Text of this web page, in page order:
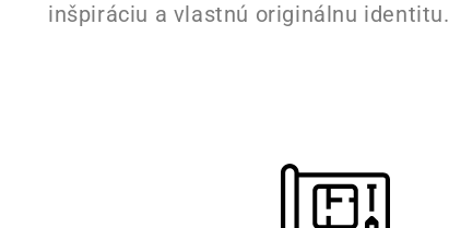
inšpiráciu a vlastnú originálnu identitu.